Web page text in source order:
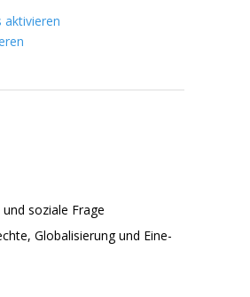
aktivieren
soziale Frage
Globalisierung und Eine-